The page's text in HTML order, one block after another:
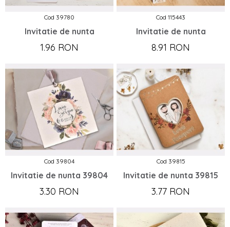
Cod 39780
Invitatie de nunta
1.96 RON
Cod 115443
Invitatie de nunta
8.91 RON
Cod 39804
Invitatie de nunta 39804
3.30 RON
Cod 39815
Invitatie de nunta 39815
3.77 RON